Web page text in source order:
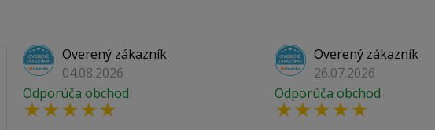
Overený zákazník
04.08.2026
Odporúča obchod
Overený zákazník
26.07.2026
Odporúča obchod